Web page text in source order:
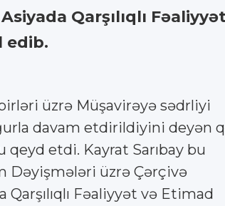
Qarşılıqlı
edib.
üzrə Müşavirəyə sədrliyi
davam etdirildiyini deyən
etdi. Kayrat Sarıbay bu
Dəyişmələri üzrə Çərçivə
Fəaliyyət və Etimad